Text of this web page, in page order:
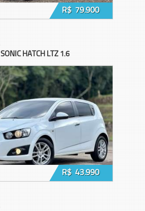
R$ 79.900
SONIC HATCH LTZ 1.6
R$ 43.990